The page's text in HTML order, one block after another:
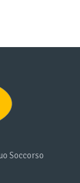
Soccorso